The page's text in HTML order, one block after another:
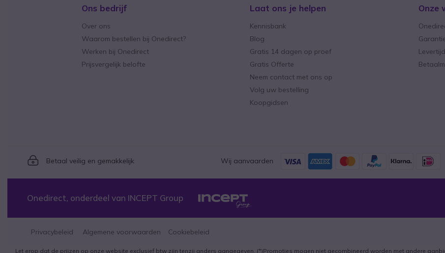
Ons bedrijf
Over ons
Waarom bestellen bij Onedirect?
Werken bij Onedirect
Prijsvergelijk belofte
Laat ons je helpen
Kennisbank
Blog
Gratis 14 dagen op proef
Gratis Offerte
Neem contact met ons op
Volg uw bestelling
Koopgidsen
Onze
Icon
Betaal veilig en gemakkelijk Wij aanvaarden
Onedirect, onderdeel van INCEPT Group
Privacybeleid Algemene voorwaarden Cookiebeleid
Let erop dat de prijzen op onze website exclusief btw zijn tenzij anders aangegeven. (*)Promoties mogen niet gecombineerd worden met andere